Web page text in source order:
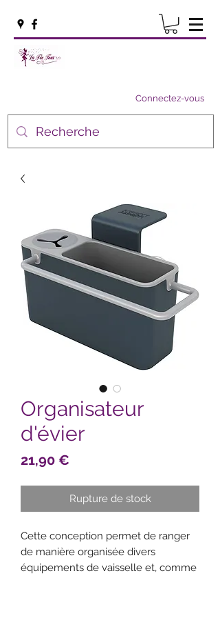
Connectez-vous
Organisateur
d'évier
21,90 €
Rupture de stock
Cette conception permet de ranger
de manière organisée divers
équipements de vaisselle et, comme